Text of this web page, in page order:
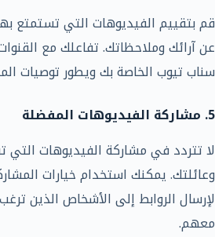
قم بتقييم الفيديوهات التي تستمتع
عن آرائك وملاحظاتك. تفاعلك مع
سناب تيوب الخاصة بك ويطور توصيات
5. مشاركة الفيديوهات المفضلة
لا تتردد في مشاركة الفيديوهات
وعائلتك. يمكنك استخدام خيارات
لإرسال الروابط إلى الأشخاص الذين
معهم.